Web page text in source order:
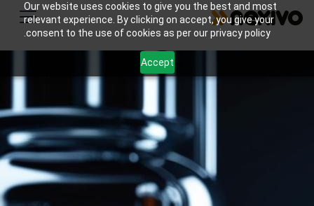
Our website uses cookies to give you the best and most
relevant experience. By clicking on accept, you give your
consent to the use of cookies as per our privacy policy.
Accept
يمكن أن توفر منتجات Zoho العديد من الفوائد
المحددة لصناعة الأدوية من خلال تلبية احتياجاتها
وتحدياتها الفريدة.